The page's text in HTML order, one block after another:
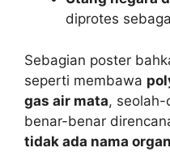
diprotes
Sebagian poster
seperti membawa
gas air mata, seolah-
benar-benar
tidak ada nama